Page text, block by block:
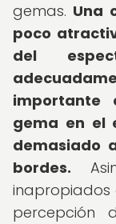
gemas. Una
poco
del
importante
gema en el
demasiado
bordes.
inapropiados